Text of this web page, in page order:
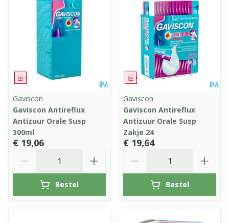
Geneesmiddel
Gaviscon
Gaviscon Antireflux
Antizuur Orale Susp
300ml
€ 19,06
Bestel
Geneesmiddel
Gaviscon
Gaviscon Antireflux
Antizuur Orale Susp
Zakje 24
€ 19,64
Bestel